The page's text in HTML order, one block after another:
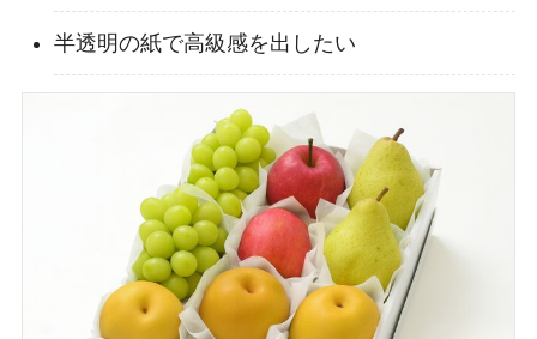
半透明の紙で高級感を出したい